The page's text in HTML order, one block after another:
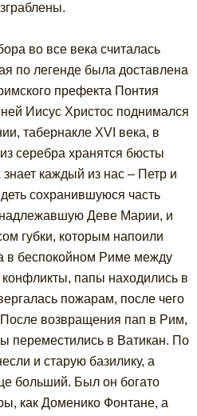
во все века считалась
по легенде была доставлена
префекта Понтия
Иисус Христос поднимался
табернакле XVI века, в
серебра хранятся бюсты
каждый из нас – Петр и
сохранившуюся часть
Деве Марии, и
губки, которым напоили
в беспокойном Риме между
папы находились в
пожарам, после чего
возвращения пап в Рим,
переместились в Ватикан. По
и старую базилику, а
больший. Был он богато
как Доменико Фонтане, а